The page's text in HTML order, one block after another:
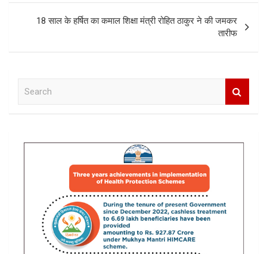
18 साल के हर्षित का कमाल शिक्षा मंत्री रोहित ठाकुर ने की जमकर
तारीफ